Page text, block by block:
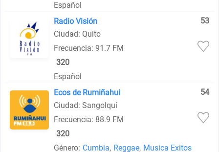
Español
Radio Visión
53
Ciudad: Quito
Frecuencia: 91.7 FM
320
Español
Ecos de Rumiñahui
54
Ciudad: Sangolquí
Frecuencia: 88.9 FM
320
Género: Cumbia, Reggae, Musica Exitos